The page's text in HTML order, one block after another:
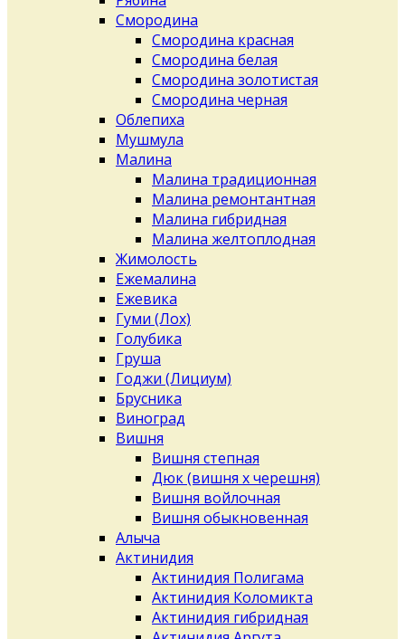
Смородина
Смородина красная
Смородина белая
Смородина золотистая
Смородина черная
Облепиха
Мушмула
Малина
Малина традиционная
Малина ремонтантная
Малина гибридная
Малина желтоплодная
Жимолость
Ежемалина
Ежевика
Гуми (Лох)
Голубика
Груша
Годжи (Лициум)
Брусника
Виноград
Вишня
Вишня степная
Дюк (вишня х черешня)
Вишня войлочная
Вишня обыкновенная
Алыча
Актинидия
Актинидия Полигама
Актинидия Коломикта
Актинидия гибридная